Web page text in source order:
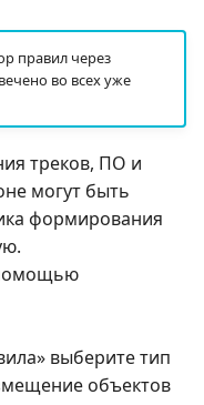
правил через
во всех уже
треков, ПО и
могут быть
формирования
выберите тип
объектов